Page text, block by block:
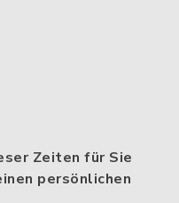
Zeiten für Sie
persönlichen